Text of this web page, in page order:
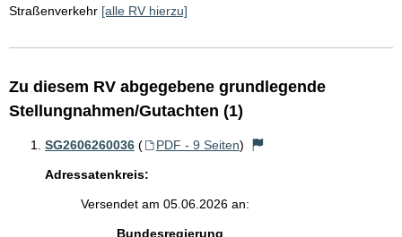
Straßenverkehr [alle RV hierzu]
Zu diesem RV abgegebene grundlegende
Stellungnahmen/Gutachten (1)
SG2606260036 ( PDF - 9 Seiten)
Adressatenkreis:
Versendet am 05.06.2026 an:
Bundesregierung